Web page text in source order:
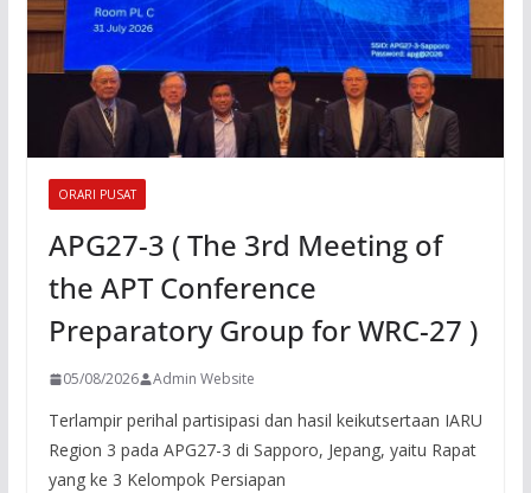
ORARI PUSAT
APG27-3 ( The 3rd Meeting of
the APT Conference
Preparatory Group for WRC-27 )
05/08/2026 Admin Website
Terlampir perihal partisipasi dan hasil keikutsertaan IARU
Region 3 pada APG27-3 di Sapporo, Jepang, yaitu Rapat
yang ke 3 Kelompok Persiapan